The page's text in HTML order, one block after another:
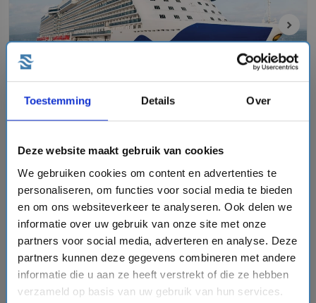
Toestemming Details Over
Deze website maakt gebruik van cookies
We gebruiken cookies om content en advertenties te
personaliseren, om functies voor social media te bieden
en om ons websiteverkeer te analyseren. Ook delen we
informatie over uw gebruik van onze site met onze
partners voor social media, adverteren en analyse. Deze
partners kunnen deze gegevens combineren met andere
informatie die u aan ze heeft verstrekt of die ze hebben
verzameld op basis van uw gebruik van hun services.
chevron_right
8 daagse Middellandse Zee cruise met de
Enchanted Princess
schedule8 dagen place Middellandse Zee
Kotor, Dubrovnik, Dag op Zee, Napels, Civitavecchia
(Rome)
€1663,-
directions_boat +flight+ directions_bus